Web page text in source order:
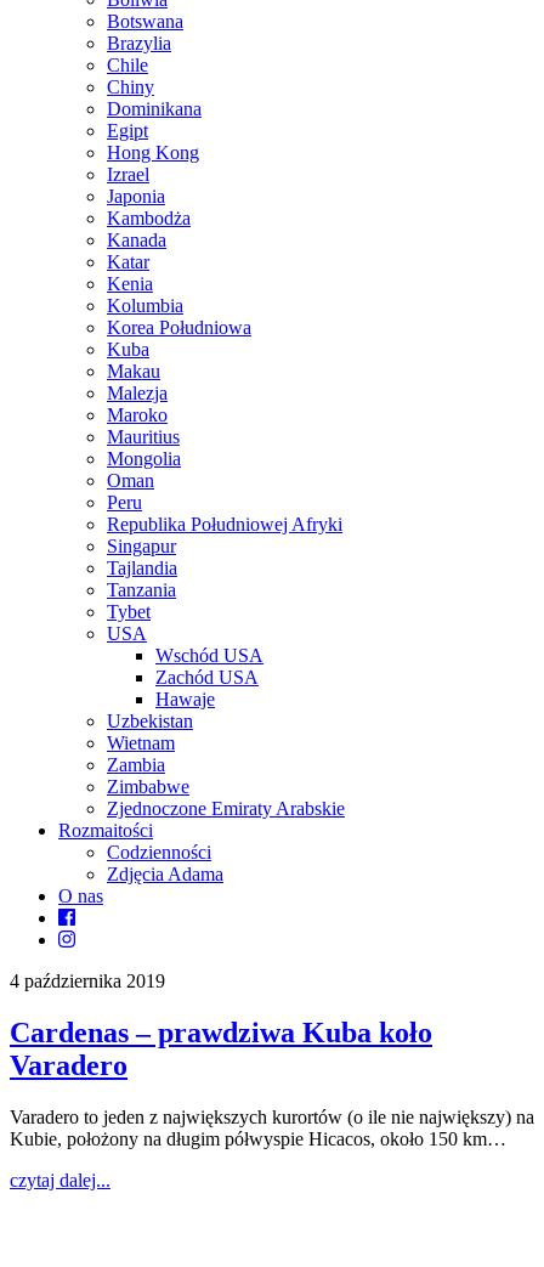
Botswana
Brazylia
Chile
Chiny
Dominikana
Egipt
Hong Kong
Izrael
Japonia
Kambodża
Kanada
Katar
Kenia
Kolumbia
Korea Południowa
Kuba
Makau
Malezja
Maroko
Mauritius
Mongolia
Oman
Peru
Republika Południowej Afryki
Singapur
Tajlandia
Tanzania
Tybet
USA
Wschód USA
Zachód USA
Hawaje
Uzbekistan
Wietnam
Zambia
Zimbabwe
Zjednoczone Emiraty Arabskie
Rozmaitości
Codzienności
Zdjęcia Adama
O nas
4 października 2019
Cardenas – prawdziwa Kuba koło
Varadero
Varadero to jeden z największych kurortów (o ile nie największy) na
Kubie, położony na długim półwyspie Hicacos, około 150 km…
czytaj dalej...